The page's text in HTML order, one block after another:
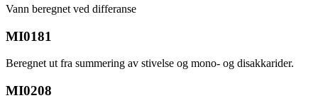
Vann beregnet ved differanse
MI0181
Beregnet ut fra summering av stivelse og mono- og disakkarider.
MI0208